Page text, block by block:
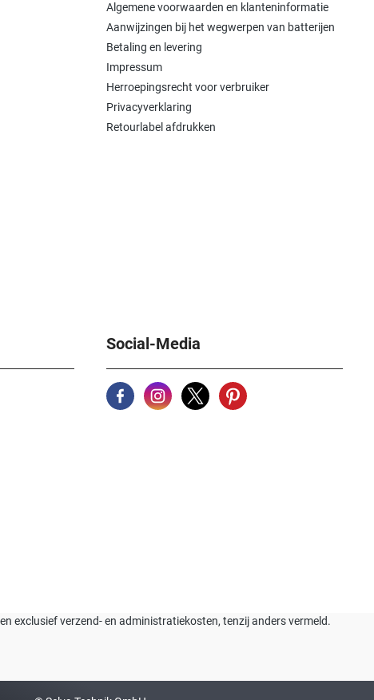
Algemene voorwaarden en klanteninformatie
Aanwijzingen bij het wegwerpen van batterijen
Betaling en levering
Impressum
Herroepingsrecht voor verbruiker
Privacyverklaring
Retourlabel afdrukken
Social-Media
exclusief verzend- en administratiekosten, tenzij anders vermeld.